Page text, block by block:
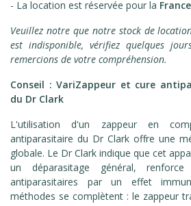
- La location est réservée pour la France
Veuillez notre que notre stock de
est indisponible, vérifiez quelques
remercions de votre compréhension.
Conseil : VariZappeur et cure
du Dr Clark
L'utilisation d'un zappeur en
antiparasitaire du Dr Clark offre une
globale. Le Dr Clark indique que cet
un déparasitage général,
antiparasitaires par un effet
méthodes se complètent : le zappeur